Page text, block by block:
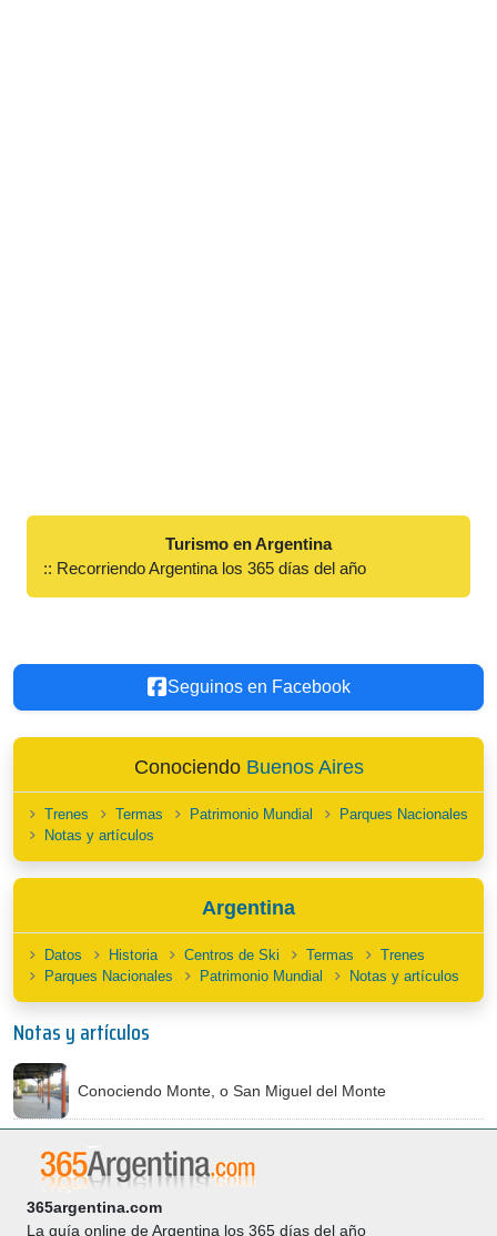
Turismo en Argentina
:: Recorriendo Argentina los 365 días del año
Seguinos en Facebook
Conociendo Buenos Aires
Trenes Termas Patrimonio Mundial
Parques Nacionales
Notas y artículos
Argentina
Datos Historia Centros de Ski Termas
Trenes
Parques Nacionales
Patrimonio Mundial Notas y artículos
Notas y artículos
Conociendo Monte, o San Miguel del Monte
365argentina.com
La guía online de Argentina los 365 días del año